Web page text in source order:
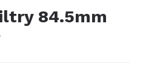
84.5mm